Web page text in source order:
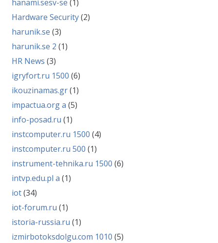
hanami.sesv-se (1)
Hardware Security(2)
harunik.se (3)
harunik.se 2 (1)
HR News (3)
igryfort.ru 1500 (6)
ikouzinamas.gr(1)
impactua.org a (5)
info-posad.ru (1)
instcomputer.ru 1500 (4)
instcomputer.ru 500 (1)
instrument-tehnika.ru 1500 (6)
intvp.edu.pl a (1)
iot(34)
iot-forum.ru (1)
istoria-russia.ru (1)
izmirbotoksdolgu.com 1010 (5)